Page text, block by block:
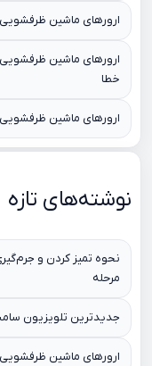
ارورهای ماشین
ارورهای ماشین
خطا
ارورهای ماشین
نوشته‌های تازه
نحوه تمیز کردن و
مرحله
جدیدترین تلویزیون
ارورهای ماشین